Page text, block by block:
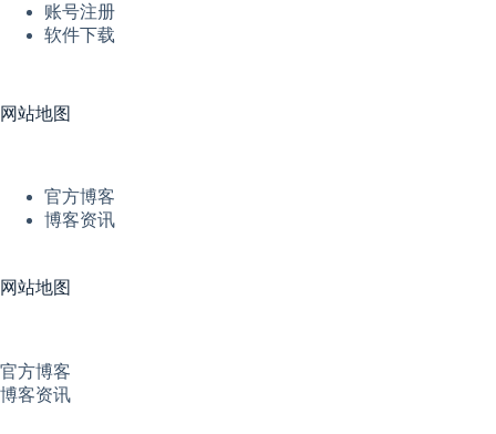
账号注册
软件下载
网站地图
官方博客
博客资讯
网站地图
官方博客
博客资讯